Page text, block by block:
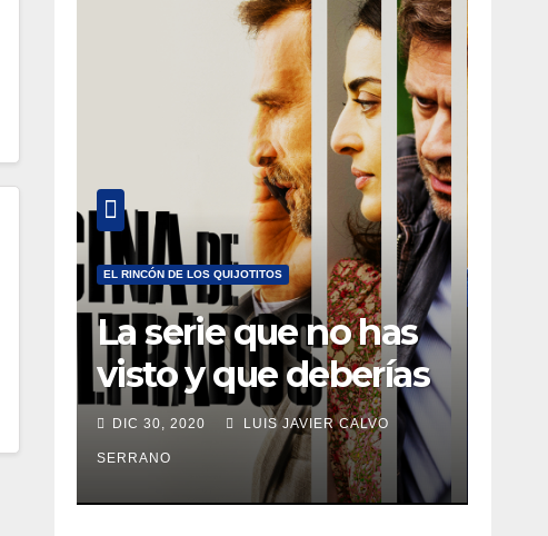
EL RINCÓN DE LOS QUIJOTITOS
La serie que no has
visto y que deberías
estar viendo
DIC 30, 2020 LUIS JAVIER CALVO
SERRANO